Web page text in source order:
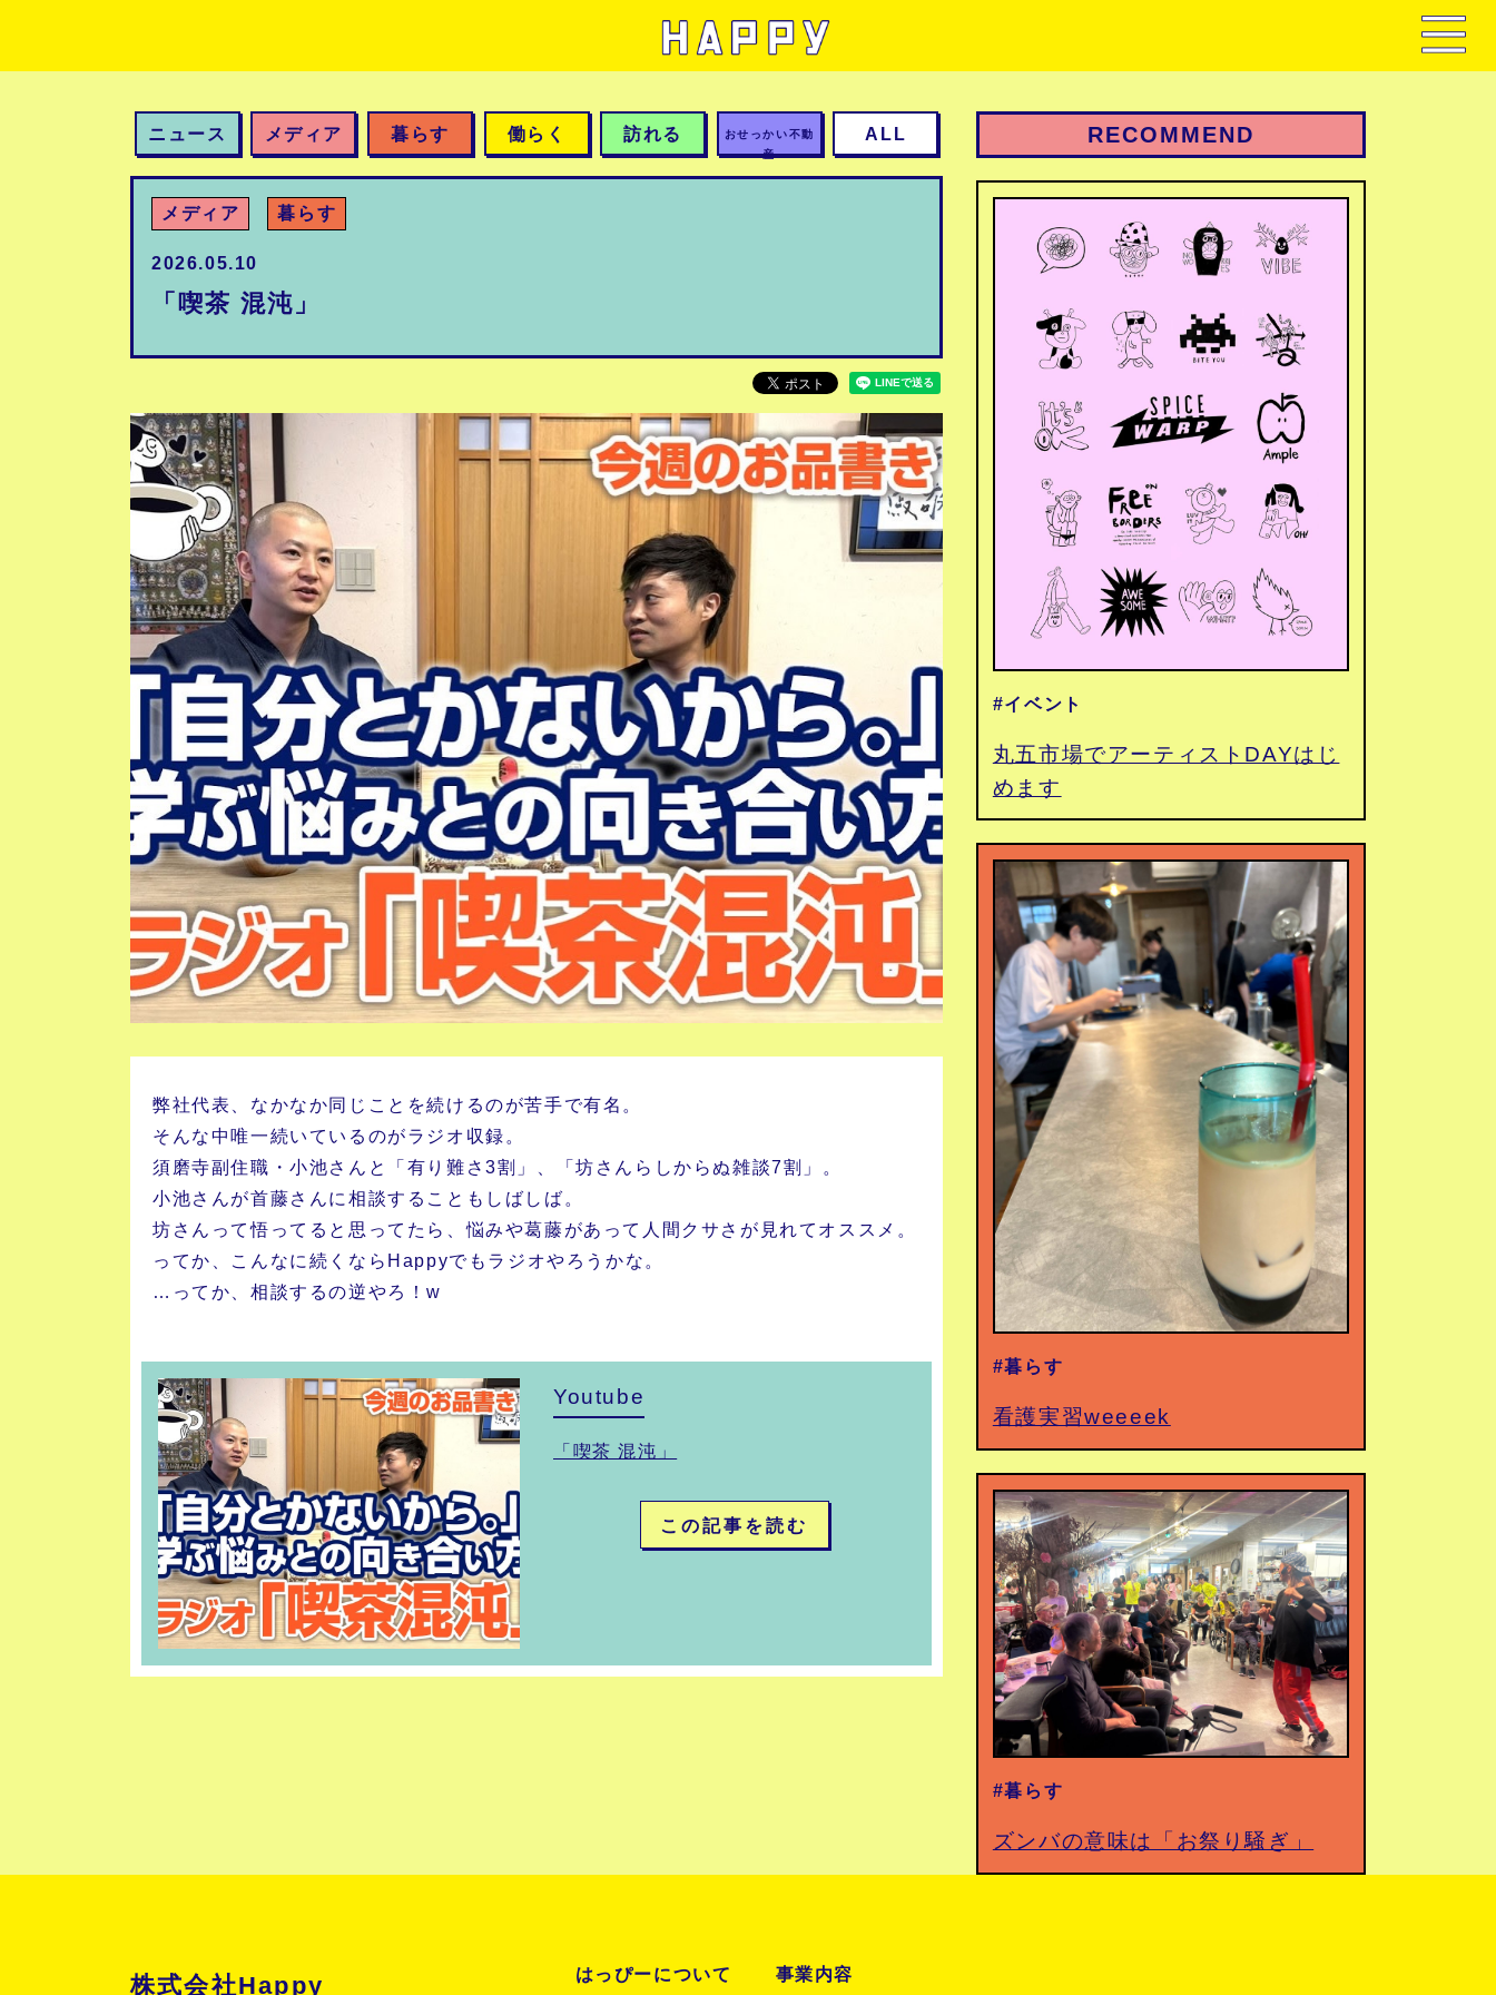
ニュース メディア 暮らす 働らく 訪れる
おせっかい不動
産
ALL
メディア 暮らす
2026.05.10
「喫茶 混沌」
弊社代表、なかなか同じことを続けるのが苦手で有名。
そんな中唯一続いているのがラジオ収録。
須磨寺副住職・小池さんと「有り難さ3割」、「坊さんらしからぬ雑談7割」。
小池さんが首藤さんに相談することもしばしば。
坊さんって悟ってると思ってたら、悩みや葛藤があって人間クサさが見れてオススメ。
ってか、こんなに続くならHappyでもラジオやろうかな。
…ってか、相談するの逆やろ！w
Youtube
「喫茶 混沌」
この記事を読む
RECOMMEND
#イベント
丸五市場でアーティストDAYはじ
めます
#暮らす
看護実習weeeek
#暮らす
ズンバの意味は「お祭り騒ぎ」
株式会社Happy はっぴーについて 事業内容